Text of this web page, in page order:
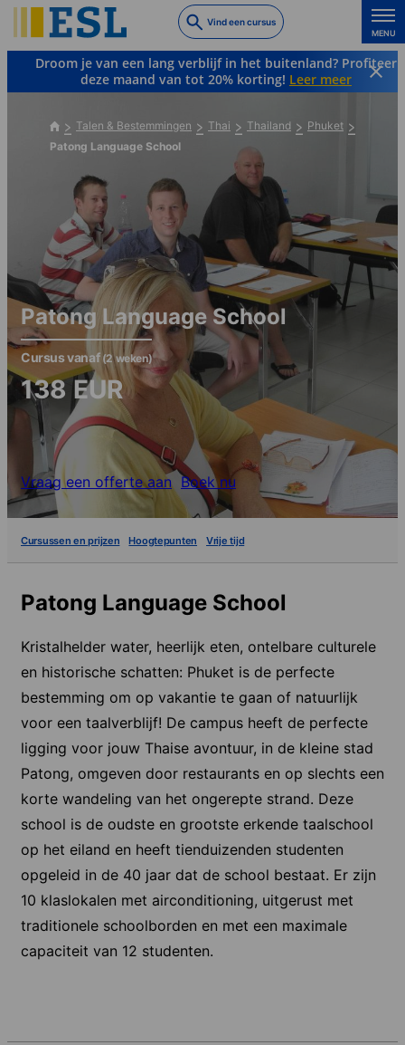
to
main
content
Vind een cursus
MENU
Droom je van een lang verblijf in het buitenland? Profiteer
deze maand van tot 20% korting! Leer meer
Talen & Bestemmingen Thai Thailand
Phuket
Patong Language School
Patong Language School
Cursus vanaf (2 weken)
138EUR
Vraag een offerte aan Boek nu
Cursussen en prijzen Hoogtepunten Vrije tijd
Patong Language School
Kristalhelder water, heerlijk eten, ontelbare culturele
en historische schatten: Phuket is de perfecte
bestemming om op vakantie te gaan of natuurlijk
voor een taalverblijf! De campus heeft de perfecte
ligging voor jouw Thaise avontuur, in de kleine stad
Patong, omgeven door restaurants en op slechts een
korte wandeling van het ongerepte strand. Deze
school is de oudste en grootste erkende taalschool
op het eiland en heeft tienduizenden studenten
opgeleid in de 40 jaar dat de school bestaat. Er zijn
10 klaslokalen met airconditioning, uitgerust met
traditionele schoolborden en met een maximale
capaciteit van 12 studenten.